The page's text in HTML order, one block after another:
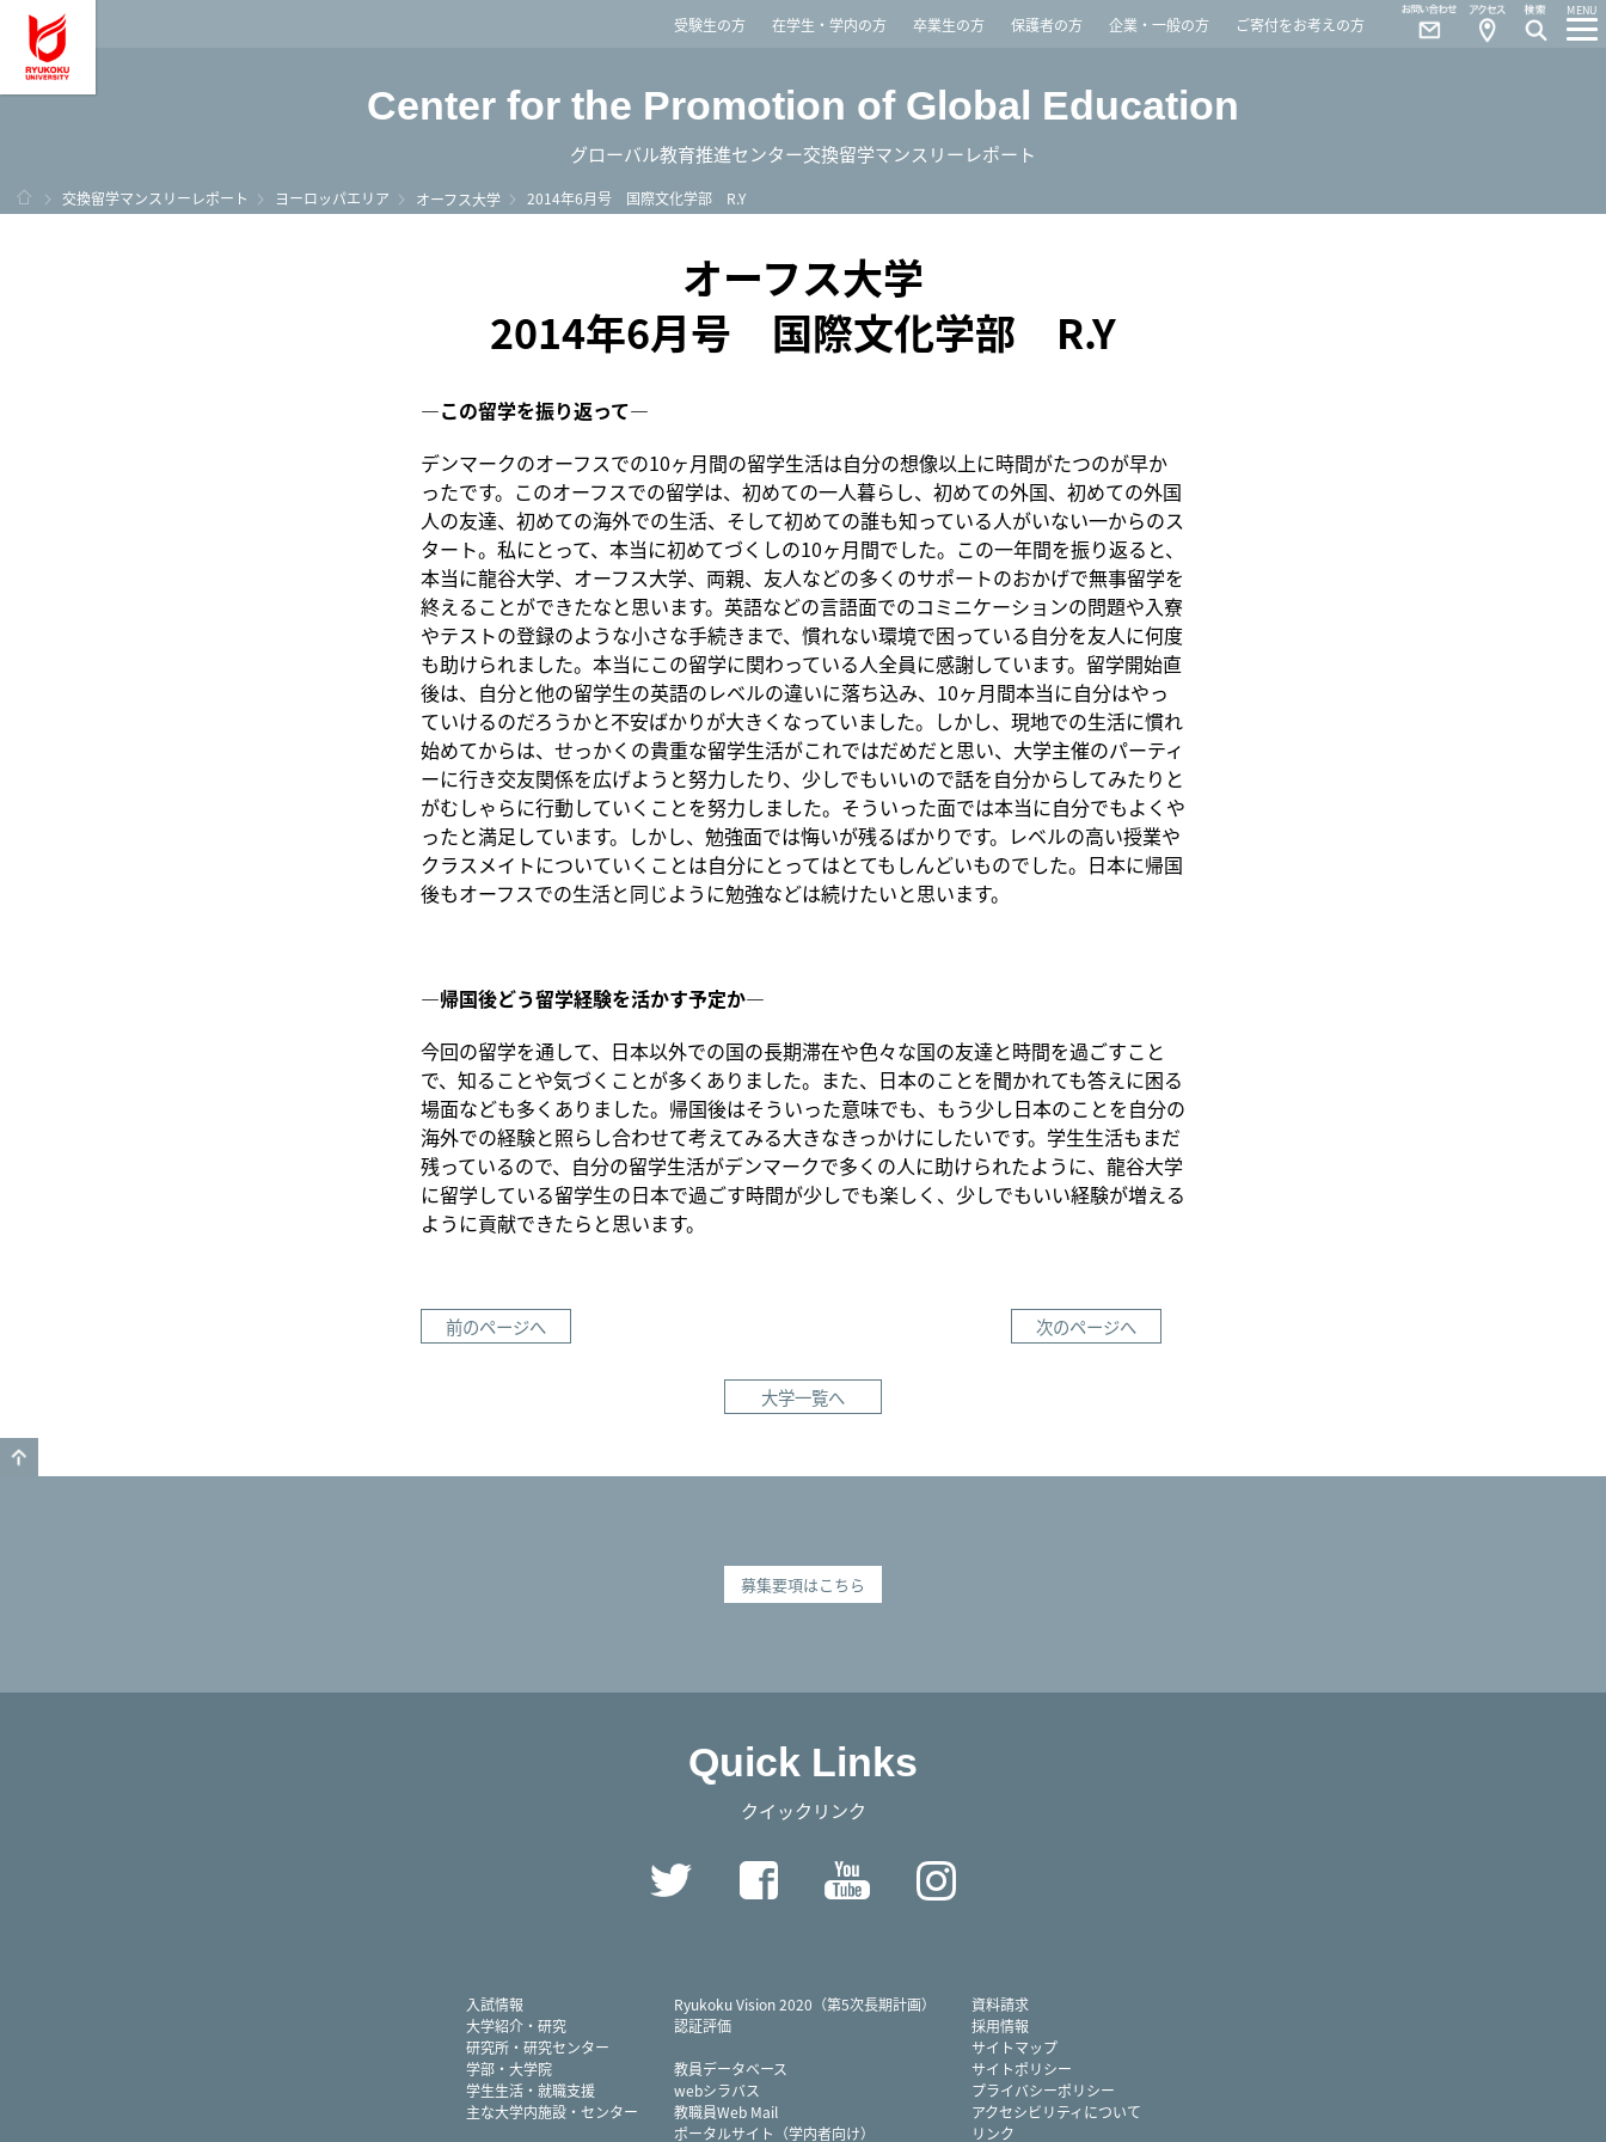
龍谷大学 You, Unlimited受験生の方 在学生・学内の方 卒業生の方 保護者の方 企業・一般の方 ご寄付をお考えの方
MENU
Access
Contact
Center for the Promotion of Global Education
グローバル教育推進センター交換留学マンスリーレポート
ホーム
交換留学マンスリーレポート ヨーロッパエリア オーフス大学 2014年6月号 国際文化学部 R.Y
オーフス大学
2014年6月号 国際文化学部 R.Y
―この留学を振り返って―
デンマークのオーフスでの10ヶ月間の留学生活は自分の想像以上に時間がたつのが早か
ったです。このオーフスでの留学は、初めての一人暮らし、初めての外国、初めての外国
人の友達、初めての海外での生活、そして初めての誰も知っている人がいない一からのス
タート。私にとって、本当に初めてづくしの10ヶ月間でした。この一年間を振り返ると、
本当に龍谷大学、オーフス大学、両親、友人などの多くのサポートのおかげで無事留学を
終えることができたなと思います。英語などの言語面でのコミニケーションの問題や入寮
やテストの登録のような小さな手続きまで、慣れない環境で困っている自分を友人に何度
も助けられました。本当にこの留学に関わっている人全員に感謝しています。留学開始直
後は、自分と他の留学生の英語のレベルの違いに落ち込み、10ヶ月間本当に自分はやっ
ていけるのだろうかと不安ばかりが大きくなっていました。しかし、現地での生活に慣れ
始めてからは、せっかくの貴重な留学生活がこれではだめだと思い、大学主催のパーティ
ーに行き交友関係を広げようと努力したり、少しでもいいので話を自分からしてみたりと
がむしゃらに行動していくことを努力しました。そういった面では本当に自分でもよくや
ったと満足しています。しかし、勉強面では悔いが残るばかりです。レベルの高い授業や
クラスメイトについていくことは自分にとってはとてもしんどいものでした。日本に帰国
後もオーフスでの生活と同じように勉強などは続けたいと思います。
―帰国後どう留学経験を活かす予定か―
今回の留学を通して、日本以外での国の長期滞在や色々な国の友達と時間を過ごすこと
で、知ることや気づくことが多くありました。また、日本のことを聞かれても答えに困る
場面なども多くありました。帰国後はそういった意味でも、もう少し日本のことを自分の
海外での経験と照らし合わせて考えてみる大きなきっかけにしたいです。学生生活もまだ
残っているので、自分の留学生活がデンマークで多くの人に助けられたように、龍谷大学
に留学している留学生の日本で過ごす時間が少しでも楽しく、少しでもいい経験が増える
ように貢献できたらと思います。
前のページへ 次のページへ
大学一覧へ
募集要項はこちら
Quick Links
クイックリンク
Twitter FacebookYouTube
入試情報
大学紹介・研究
研究所・研究センター
学部・大学院
学生生活・就職支援
主な大学内施設・センター
Ryukoku Vision 2020（第5次長期計画）
認証評価
教員データベース
webシラバス
教職員Web Mail
ポータルサイト（学内者向け）
資料請求
採用情報
サイトマップ
サイトポリシー
プライバシーポリシー
アクセシビリティについて
リンク